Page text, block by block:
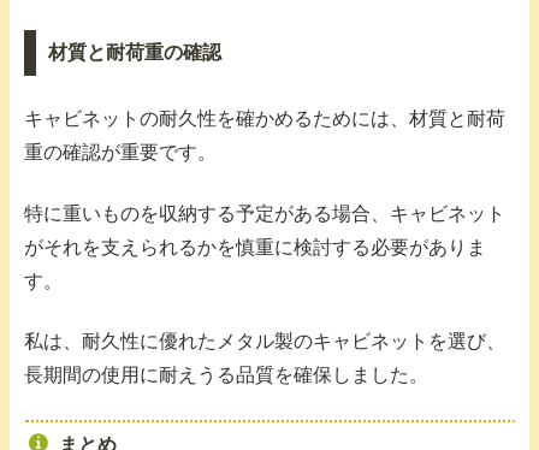
材質と耐荷重の確認
キャビネットの耐久性を確かめるためには、材質と耐荷
重の確認が重要です。
特に重いものを収納する予定がある場合、キャビネット
がそれを支えられるかを慎重に検討する必要がありま
す。
私は、耐久性に優れたメタル製のキャビネットを選び、
長期間の使用に耐えうる品質を確保しました。
まとめ